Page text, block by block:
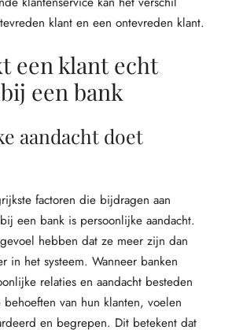
klant en een ontevreden klant.
een klant echt
een bank
aandacht doet
factoren die bijdragen aan
een bank is persoonlijke aandacht.
hebben dat ze meer zijn dan
in het systeem. Wanneer banken
relaties en aandacht besteden
van hun klanten, voelen
en begrepen. Dit betekent dat